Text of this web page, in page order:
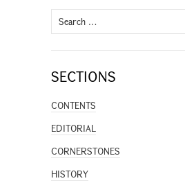
Search
for:
SECTIONS
CONTENTS
EDITORIAL
CORNERSTONES
HISTORY